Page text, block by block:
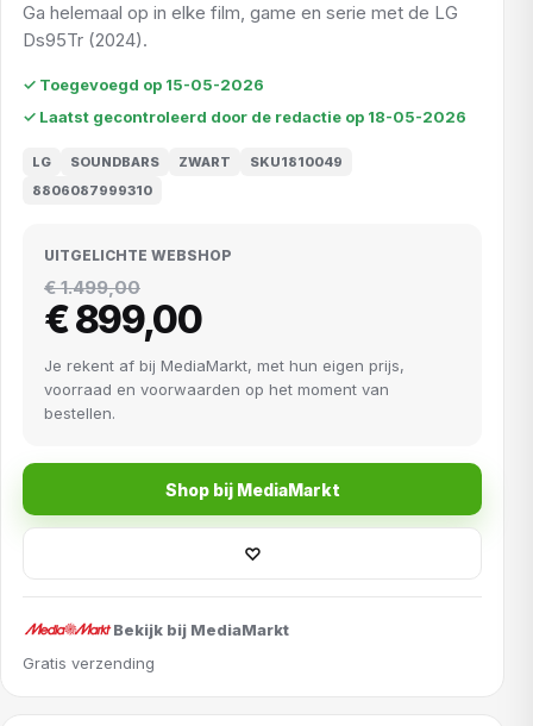
Ga helemaal op in elke film, game en serie met de LG
Ds95Tr (2024).
✓ Toegevoegd op 15-05-2026
✓ Laatst gecontroleerd door de redactie op 18-05-2026
LG SOUNDBARS ZWART
SKU1810049
8806087999310
UITGELICHTE WEBSHOP
€ 1.499,00
€ 899,00
Je rekent af bij MediaMarkt, met hun eigen prijs,
voorraad en voorwaarden op het moment van
bestellen.
Shop bij MediaMarkt
♡
Bekijk bij MediaMarkt
Gratis verzending